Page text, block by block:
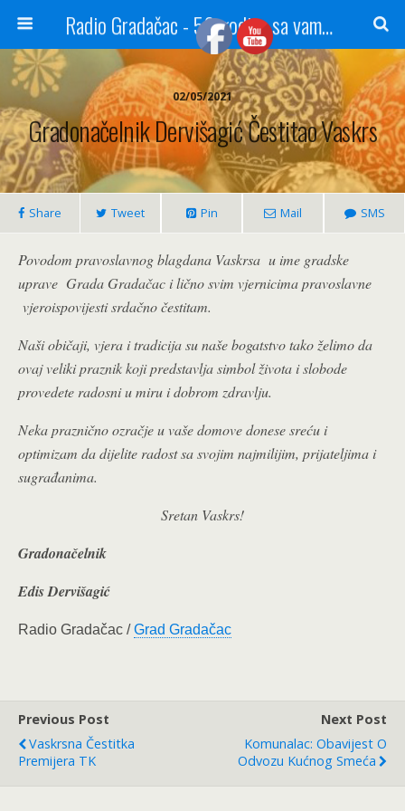
Radio Gradačac - 56 godina sa vama...
02/05/2021
Gradonačelnik Dervišagić Čestitao Vaskrs
Share Tweet Pin Mail SMS
Povodom pravoslavnog blagdana Vaskrsa u ime gradske
uprave Grada Gradačac i lično svim vjernicima pravoslavne
vjeroispovijesti srdačno čestitam.
Naši običaji, vjera i tradicija su naše bogatstvo tako želimo da
ovaj veliki praznik koji predstavlja simbol života i slobode
provedete radosni u miru i dobrom zdravlju.
Neka praznično ozračje u vaše domove donese sreću i
optimizam da dijelite radost sa svojim najmilijim, prijateljima i
sugrađanima.
Sretan Vaskrs!
Gradonačelnik
Edis Dervišagić
Radio Gradačac /Grad Gradačac
Previous Post
Vaskrsna Čestitka
Premijera TK
Next Post
Komunalac: Obavijest O
Odvozu Kućnog Smeća